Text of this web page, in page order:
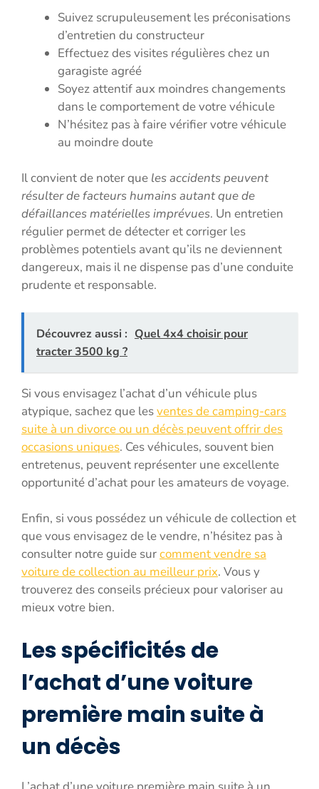
Suivez scrupuleusement les préconisations
d’entretien du constructeur
Effectuez des visites régulières chez un
garagiste agréé
Soyez attentif aux moindres changements
dans le comportement de votre véhicule
N’hésitez pas à faire vérifier votre véhicule
au moindre doute
Il convient de noter que les accidents peuvent
résulter de facteurs humains autant que de
défaillances matérielles imprévues. Un entretien
régulier permet de détecter et corriger les
problèmes potentiels avant qu’ils ne deviennent
dangereux, mais il ne dispense pas d’une conduite
prudente et responsable.
Découvrez aussi : Quel 4x4 choisir pour
tracter 3500 kg ?
Si vous envisagez l’achat d’un véhicule plus
atypique, sachez que lesventes de camping-cars
suite à un divorce ou un décès peuvent offrir des
occasions uniques. Ces véhicules, souvent bien
entretenus, peuvent représenter une excellente
opportunité d’achat pour les amateurs de voyage.
Enfin, si vous possédez un véhicule de collection et
que vous envisagez de le vendre, n’hésitez pas à
consulter notre guide surcomment vendre sa
voiture de collection au meilleur prix. Vous y
trouverez des conseils précieux pour valoriser au
mieux votre bien.
Les spécificités de
l’achat d’une voiture
première main suite à
un décès